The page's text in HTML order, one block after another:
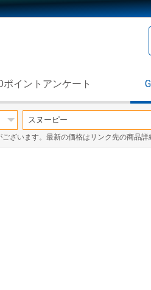
ポイントアンケート
ざいます。最新の価格はリンク先の商品詳